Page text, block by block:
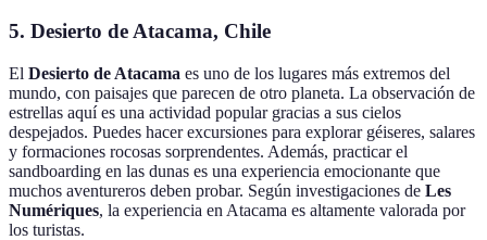
5. Desierto de Atacama, Chile
El Desierto de Atacama es uno de los lugares más extremos del
mundo, con paisajes que parecen de otro planeta. La observación de
estrellas aquí es una actividad popular gracias a sus cielos
despejados. Puedes hacer excursiones para explorar géiseres, salares
y formaciones rocosas sorprendentes. Además, practicar el
sandboarding en las dunas es una experiencia emocionante que
muchos aventureros deben probar. Según investigaciones de Les
Numériques, la experiencia en Atacama es altamente valorada por
los turistas.